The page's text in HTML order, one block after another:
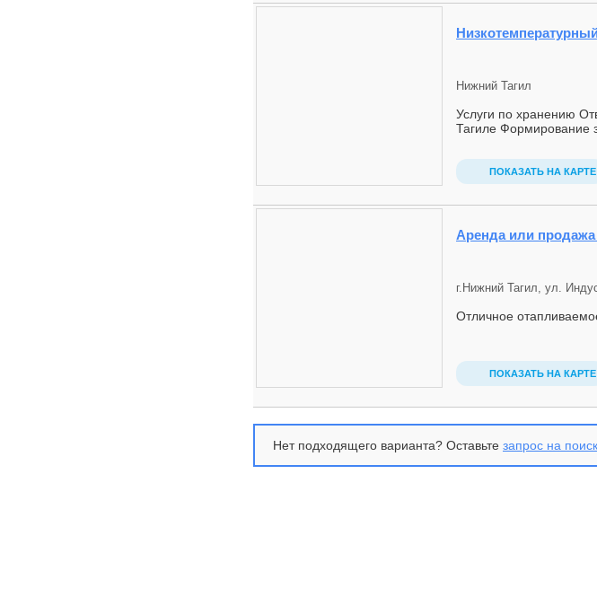
Нижний Тагил
Услуги по хранению
Тагиле Формирование
ПОКАЗАТЬ НА КАРТЕ
Аренда или
г.Нижний Тагил, ул.
Отличное
ПОКАЗАТЬ НА КАРТЕ
Нет подходящего варианта? Оставьте запрос на